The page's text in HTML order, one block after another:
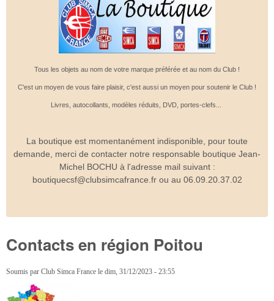
Tous les objets au nom de votre marque préférée et au nom du Club !
C'est un moyen de vous faire plaisir, c'est aussi un moyen pour soutenir le Club !
Livres, autocollants, modèles réduits, DVD, portes-clefs...
La boutique est momentanément indisponible, pour toute
demande, merci de contacter notre responsable boutique Jean-
Michel BOCHU à l'adresse mail suivant :
boutiquecsf@clubsimcafrance.fr ou au 06.09.20.37.02
Contacts en région Poitou
Soumis par Club Simca France le dim, 31/12/2023 - 23:55